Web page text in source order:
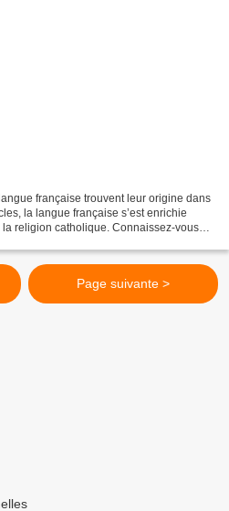
française trouvent leur origine dans
la langue française s’est enrichie
la religion catholique. Connaissez-vous
Page suivante >